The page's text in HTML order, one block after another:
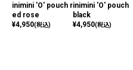
inimini 'O' pouch r
ed rose
¥4,950(税込)
inimini 'O' pouch
black
¥4,950(税込)